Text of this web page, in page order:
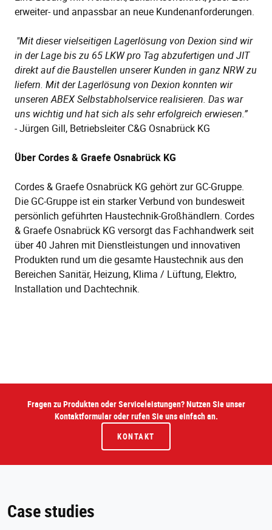
erweiter- und anpassbar an neue Kundenanforderungen.
"Mit dieser vielseitigen Lagerlösung von Dexion sind wir
in der Lage bis zu 65 LKW pro Tag abzufertigen und JIT
direkt auf die Baustellen unserer Kunden in ganz NRW zu
liefern. Mit der Lagerlösung von Dexion konnten wir
unseren ABEX Selbstabholservice realisieren. Das war
uns wichtig und hat sich als sehr erfolgreich erwiesen.”
-Jürgen Gill, Betriebsleiter C&G Osnabrück KG
Über Cordes & Graefe Osnabrück KG
Cordes & Graefe Osnabrück KG gehört zur GC-Gruppe.
Die GC-Gruppe ist ein starker Verbund von bundesweit
persönlich geführten Haustechnik-Großhändlern. Cordes
& Graefe Osnabrück KG versorgt das Fachhandwerk seit
über 40 Jahren mit Dienstleistungen und innovativen
Produkten rund um die gesamte Haustechnik aus den
Bereichen Sanitär, Heizung, Klima / Lüftung, Elektro,
Installation und Dachtechnik.
Fragen zu Produkten oder Serviceleistungen? Nutzen Sie unser
Kontaktformular oder rufen Sie uns einfach an.
KONTAKT
Case studies